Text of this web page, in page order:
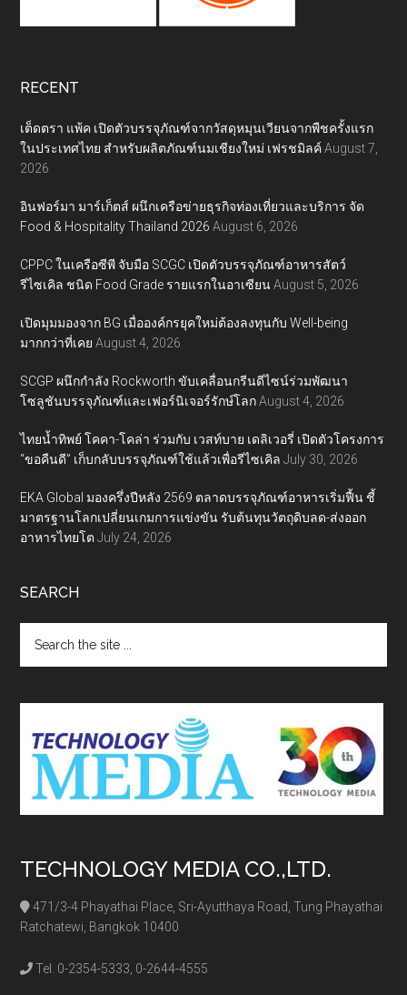
RECENT
เต็ดตรา แพ้ค เปิดตัวบรรจุภัณฑ์จากวัสดุหมุนเวียนจากพืชครั้งแรก
ในประเทศไทย สำหรับผลิตภัณฑ์นมเชียงใหม่ เฟรชมิลค์ August 7,
2026
อินฟอร์มา มาร์เก็ตส์ ผนึกเครือข่ายธุรกิจท่องเที่ยวและบริการ จัด
Food & Hospitality Thailand 2026 August 6, 2026
CPPC ในเครือซีพี จับมือ SCGC เปิดตัวบรรจุภัณฑ์อาหารสัตว์
รีไซเคิล ชนิด Food Grade รายแรกในอาเซียน August 5, 2026
เปิดมุมมองจาก BG เมื่อองค์กรยุคใหม่ต้องลงทุนกับ Well-being
มากกว่าที่เคย August 4, 2026
SCGP ผนึกกำลัง Rockworth ขับเคลื่อนกรีนดีไซน์ร่วมพัฒนา
โซลูชันบรรจุภัณฑ์และเฟอร์นิเจอร์รักษ์โลก August 4, 2026
ไทยน้ำทิพย์ โคคา-โคล่า ร่วมกับ เวสท์บาย เดลิเวอรี่ เปิดตัวโครงการ
“ขอคืนดี” เก็บกลับบรรจุภัณฑ์ใช้แล้วเพื่อรีไซเคิล July 30, 2026
EKA Global มองครึ่งปีหลัง 2569 ตลาดบรรจุภัณฑ์อาหารเริ่มฟื้น ชี้
มาตรฐานโลกเปลี่ยนเกมการแข่งขัน รับต้นทุนวัตถุดิบลด-ส่งออก
อาหารไทยโต July 24, 2026
SEARCH
the
TECHNOLOGY MEDIA CO.,LTD.
471/3-4 Phayathai Place, Sri-Ayutthaya Road, Tung Phayathai
Ratchatewi, Bangkok 10400
Tel. 0-2354-5333, 0-2644-4555